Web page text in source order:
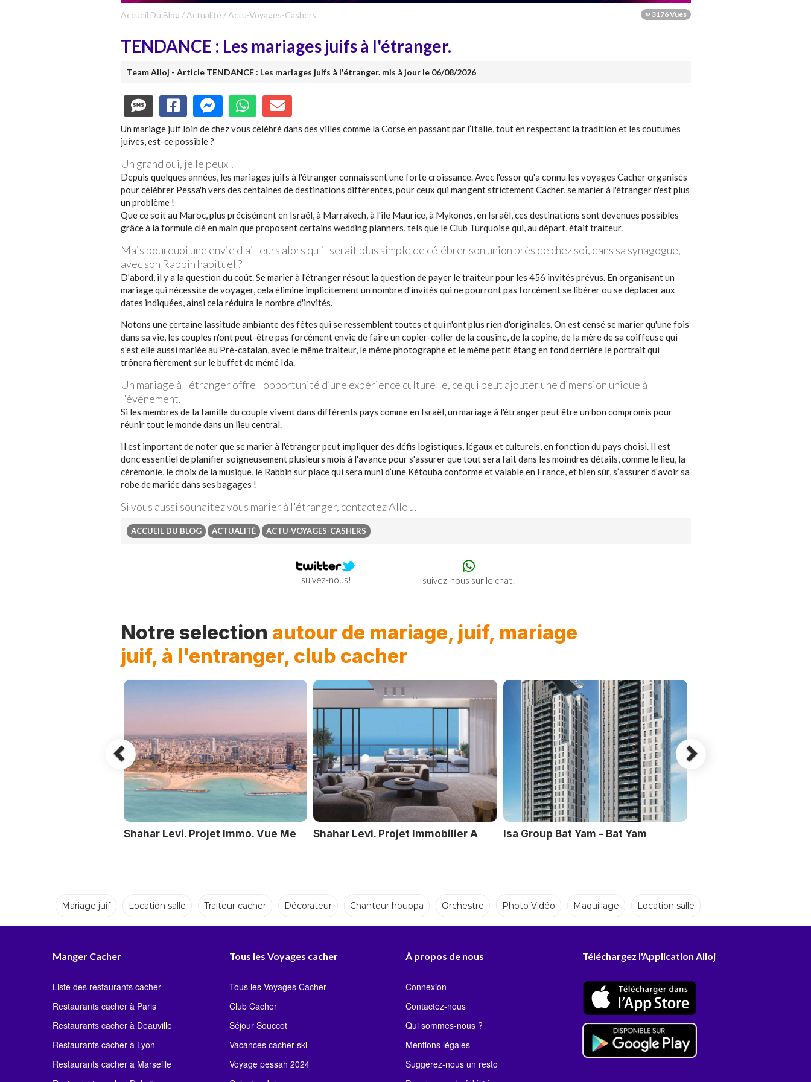
Accueil Du Blog/ Actualité / Actu-Voyages-Cashers 3176 Vues
TENDANCE : Les mariages juifs à l'étranger.
Team Alloj - Article TENDANCE : Les mariages juifs à l'étranger. mis à jour le 06/08/2026
Un mariage juif loin de chez vous célébré dans des villes comme la Corse en passant par l’Italie, tout en respectant la tradition et les coutumes
juives, est-ce possible ?
Un grand oui, je le peux !
Depuis quelques années, les mariages juifs à l'étranger connaissent une forte croissance. Avec l'essor qu'a connu les voyages Cacher organisés
pour célébrer Pessa'h vers des centaines de destinations différentes, pour ceux qui mangent strictement Cacher, se marier à l'étranger n'est plus
un problème !
Que ce soit au Maroc, plus précisément en Israël, à Marrakech, à l'île Maurice, à Mykonos, en Israël, ces destinations sont devenues possibles
grâce à la formule clé en main que proposent certains wedding planners, tels que le Club Turquoise qui, au départ, était traiteur.
Mais pourquoi une envie d'ailleurs alors qu'il serait plus simple de célébrer son union près de chez soi, dans sa synagogue,
avec son Rabbin habituel ?
D'abord, il y a la question du coût. Se marier à l'étranger résout la question de payer le traiteur pour les 456 invités prévus. En organisant un
mariage qui nécessite de voyager, cela élimine implicitement un nombre d'invités qui ne pourront pas forcément se libérer ou se déplacer aux
dates indiquées, ainsi cela réduira le nombre d'invités.
Notons une certaine lassitude ambiante des fêtes qui se ressemblent toutes et qui n'ont plus rien d'originales. On est censé se marier qu'une fois
dans sa vie, les couples n'ont peut-être pas forcément envie de faire un copier-coller de la cousine, de la copine, de la mère de sa coiffeuse qui
s'est elle aussi mariée au Pré-catalan, avec le même traiteur, le même photographe et le même petit étang en fond derrière le portrait qui
trônera fièrement sur le buffet de mémé Ida.
Un mariage à l'étranger offre l'opportunité d’une expérience culturelle, ce qui peut ajouter une dimension unique à
l'événement.
Si les membres de la famille du couple vivent dans différents pays comme en Israël, un mariage à l'étranger peut être un bon compromis pour
réunir tout le monde dans un lieu central.
Il est important de noter que se marier à l'étranger peut impliquer des défis logistiques, légaux et culturels, en fonction du pays choisi. Il est
donc essentiel de planifier soigneusement plusieurs mois à l'avance pour s'assurer que tout sera fait dans les moindres détails, comme le lieu, la
cérémonie, le choix de la musique, le Rabbin sur place qui sera muni d’une Kétouba conforme et valable en France, et bien sûr, s’assurer d’avoir sa
robe de mariée dans ses bagages !
Si vous aussi souhaitez vous marier à l'étranger, contactez Allo J.
ACCUEIL DU BLOG ACTUALITÉ ACTU-VOYAGES-CASHERS
suivez-nous! suivez-nous sur le chat!
Notre selection autour de mariage, juif, mariage
juif, à l'entranger, club cacher
Shahar Levi. Projet Immo. Vue Me Shahar Levi. Projet Immobilier A Isa Group Bat Yam - Bat Yam
Mariage juif Location salle Traiteur cacher Décorateur Chanteur houppa Orchestre Photo Vidéo Maquillage Location salle
Traiteur cacher Décorateur Chanteur houppa Orchestre
Manger Cacher
Liste des restaurants cacher
Restaurants cacher à Paris
Restaurants cacher à Deauville
Restaurants cacher à Lyon
Restaurants cacher à Marseille
Tous les Voyages cacher
Tous les Voyages Cacher
Club Cacher
Séjour Souccot
Vacances cacher ski
Voyage pessah 2024
À propos de nous
Connexion
Contactez-nous
Qui sommes-nous ?
Mentions légales
Suggérez-nous un resto
Téléchargez l'Application Alloj